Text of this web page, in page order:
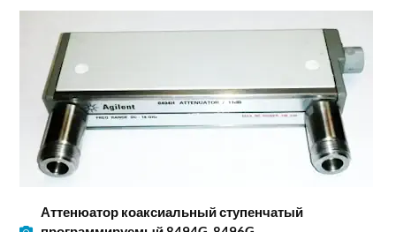
Аттенюатор коаксиальный ступенчатый